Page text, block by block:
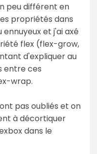
peu différent en
propriétés dans
et j'ai axé
flex (flex-grow,
d'expliquer au
entre ces
wrap.
pas oubliés et on
à décortiquer
dans le